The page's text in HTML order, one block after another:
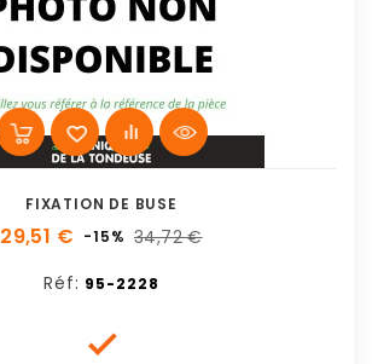
FIXATION DE BUSE
29,51 € -15% 34,72 €
Réf: 95-2228
